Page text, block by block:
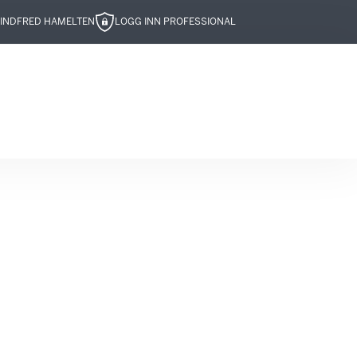
FRED HAMELTEN LOGG INN PROFESSIONAL